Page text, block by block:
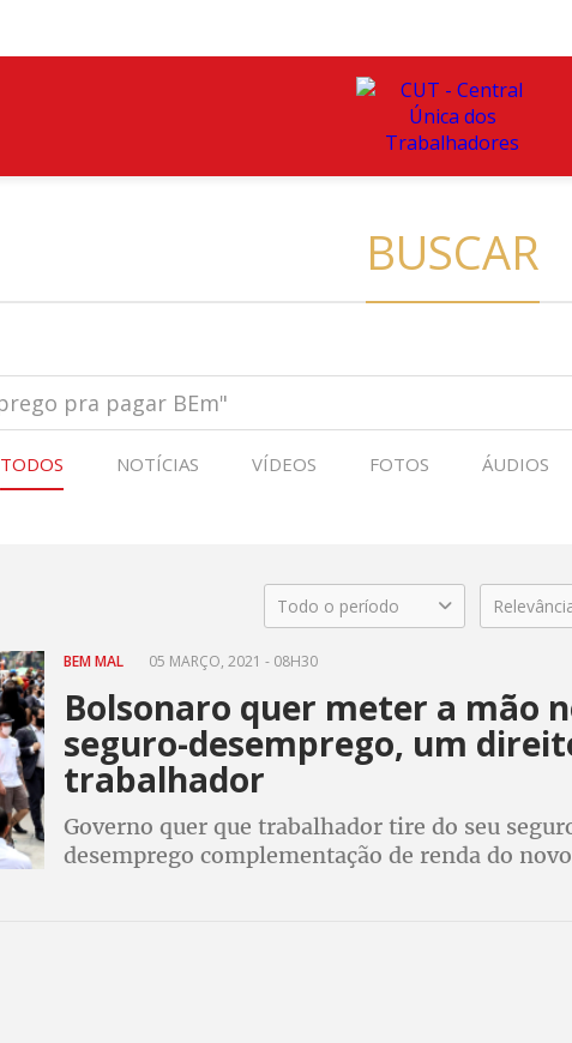
BUSCAR
TODOS NOTÍCIAS VÍDEOS FOTOS ÁUDIOS
Todo o período
BEM MAL 05 MARÇO, 2021 - 08H30
Bolsonaro quer meter a mão
seguro-desemprego, um
trabalhador
Governo quer que trabalhador tire do seu
desemprego complementação de renda do novo